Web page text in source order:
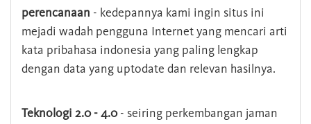
perencanaan - kedepannya kami ingin situs ini
mejadi wadah pengguna Internet yang mencari arti
kata pribahasa indonesia yang paling lengkap
dengan data yang uptodate dan relevan hasilnya.
Teknologi 2.0 - 4.0- seiring perkembangan jaman